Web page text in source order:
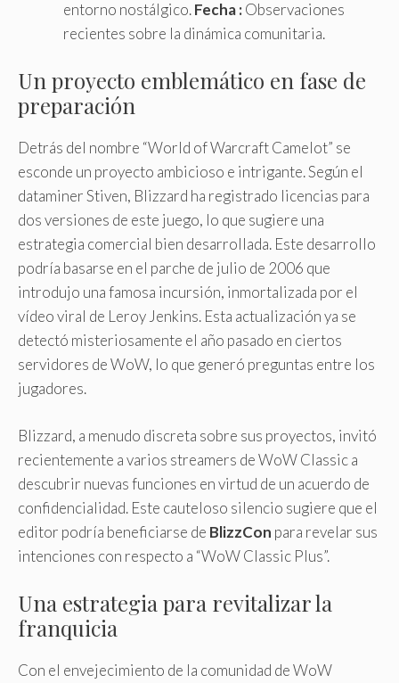
entorno nostálgico.Fecha :Observaciones
recientes sobre la dinámica comunitaria.
Un proyecto emblemático en fase de
preparación
Detrás del nombre “World of Warcraft Camelot” se
esconde un proyecto ambicioso e intrigante. Según el
dataminer Stiven, Blizzard ha registrado licencias para
dos versiones de este juego, lo que sugiere una
estrategia comercial bien desarrollada. Este desarrollo
podría basarse en el parche de julio de 2006 que
introdujo una famosa incursión, inmortalizada por el
vídeo viral de Leroy Jenkins. Esta actualización ya se
detectó misteriosamente el año pasado en ciertos
servidores de WoW, lo que generó preguntas entre los
jugadores.
Blizzard, a menudo discreta sobre sus proyectos, invitó
recientemente a varios streamers de WoW Classic a
descubrir nuevas funciones en virtud de un acuerdo de
confidencialidad. Este cauteloso silencio sugiere que el
editor podría beneficiarse de BlizzCon para revelar sus
intenciones con respecto a “WoW Classic Plus”.
Una estrategia para revitalizar la
franquicia
Con el envejecimiento de la comunidad de WoW